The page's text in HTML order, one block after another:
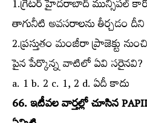
1.గ్రేటర్‌ హైదరాబాద్‌ మున్సిపల్‌
తాగునీటి అవసరాలను తీర్చడం దీని
2.ప్రస్తుతం మంజీరా ప్రాజెక్టు
పైన పేర్కొన్న వాటిలో ఏవి సరైనవి?
a. 1 b. 2 c. 1, 2 d. ఏదీ కాదు
66. ఇటీవల వార్తల్లో చూసిన